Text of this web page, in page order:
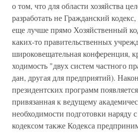
о том, что для области хозяйства
разработать не Гражданский
еще лучше прямо Хозяйственный
каких-то правительственных
широковещательная конференция,
ходимость "двух систем частного
дан, другая для предприятий).
президентских программ
привязанная к ведущему
необходимости подготовки наряду
кодексом также Кодекса